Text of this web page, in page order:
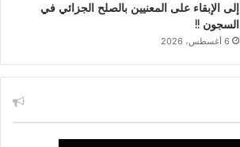
إلى الإبقاء على المعنيين بالصلح الجزائي في
السجون !!
6 أغسطس، 2026